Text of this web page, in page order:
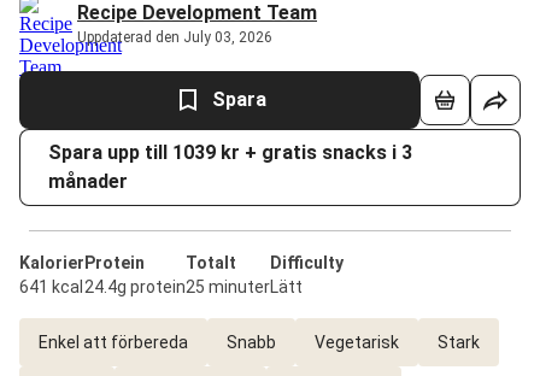
Recipe Development Team
Uppdaterad den July 03, 2026
Spara
Spara upp till 1039 kr + gratis snacks i 3
månader
Kalorier
641 kcal
Protein
24.4g protein
Totalt
25 minuter
Difficulty
Lätt
Enkel att förbereda Snabb Vegetarisk Stark